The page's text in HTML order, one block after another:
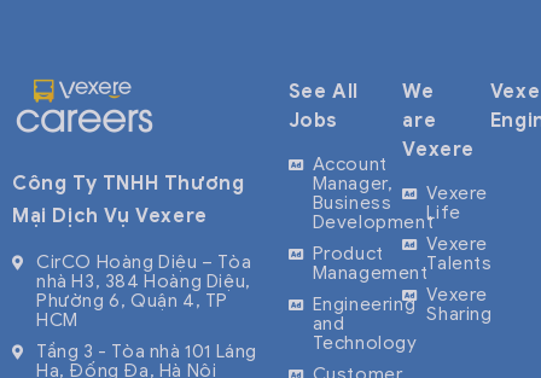
Công Ty TNHH Thương
Mại Dịch Vụ Vexere
CirCO Hoàng Diệu – Tòa
nhà H3, 384 Hoàng Diệu,
Phường 6, Quận 4, TP
HCM
Tầng 3 - Tòa nhà 101 Láng
Hạ, Đống Đa, Hà Nội
See All
Jobs
Account
Manager,
Business
Development
Product
Management
Engineering
and
Technology
We
are
Vexere
Vexere
Life
Vexere
Talents
Vexere
Sharing